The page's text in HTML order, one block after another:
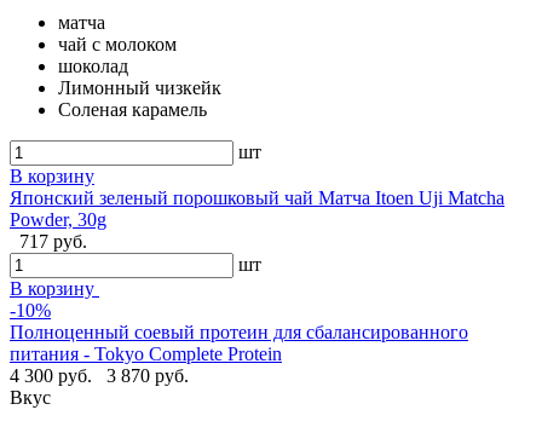
матча
чай с молоком
шоколад
Лимонный чизкейк
Соленая карамель
шт
В корзину
Японский зеленый порошковый чай Матча Itoen Uji Matcha
Powder, 30g
717 руб.
шт
В корзину
-10%
Полноценный соевый протеин для сбалансированного
питания - Tokyo Complete Protein
4 300 руб.
3 870 руб.
Вкус